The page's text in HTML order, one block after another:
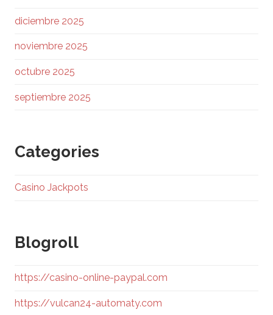
diciembre 2025
noviembre 2025
octubre 2025
septiembre 2025
Categories
Casino Jackpots
Blogroll
https://casino-online-paypal.com
https://vulcan24-automaty.com